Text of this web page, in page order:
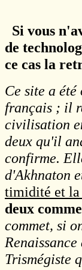
Si vous
de
ce cas la
Ce site a
français ; il
civilisation
deux qu'il
confirme.
d'Akhnaton
timidité et la
deux
commet, si
Trismégiste